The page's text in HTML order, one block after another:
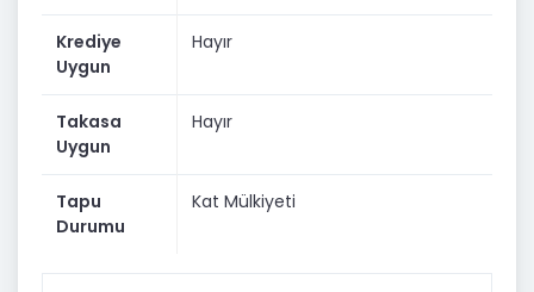
Krediye
Uygun
Hayır
Takasa
Uygun
Hayır
Tapu
Durumu
Kat Mülkiyeti